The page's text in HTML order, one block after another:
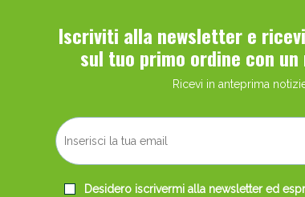
Iscriviti alla newsletter e
sul tuo primo ordine con
Ricevi in anteprima
Desidero iscrivermi alla newsletter ed